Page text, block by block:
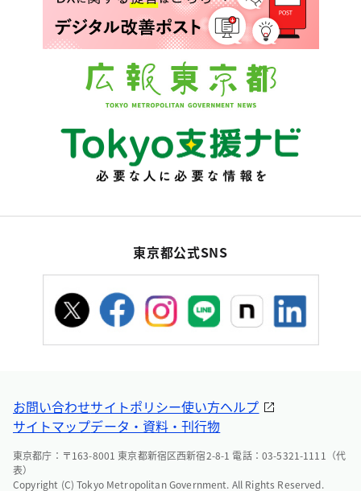
東京都公式SNS
お問い合わせサイトポリシー使い方ヘルプ
サイトマップデータ・資料・刊行物
東京都庁：〒163-8001 東京都新宿区西新宿2-8-1 電話：03-5321-1111（代
表）
Copyright (C) Tokyo Metropolitan Government. All Rights Reserved.